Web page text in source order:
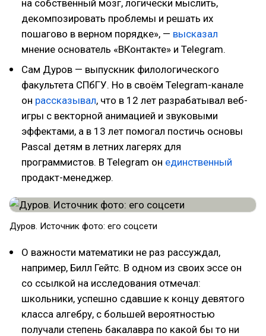
на собственный мозг, логически мыслить,
декомпозировать проблемы и решать их
пошагово в верном порядке», — высказал
мнение основатель «ВКонтакте» и Telegram.
Сам Дуров — выпускник филологического
факультета СПбГУ. Но в своём Telegram-канале
он рассказывал, что в 12 лет разрабатывал веб-
игры с векторной анимацией и звуковыми
эффектами, а в 13 лет помогал постичь основы
Pascal детям в летних лагерях для
программистов. В Telegram он единственный
продакт-менеджер.
Дуров. Источник фото: его соцсети
О важности математики не раз рассуждал,
например, Билл Гейтс. В одном из своих эссе он
со ссылкой на исследования отмечал:
школьники, успешно сдавшие к концу девятого
класса алгебру, с большей вероятностью
получали степень бакалавра по какой бы то ни